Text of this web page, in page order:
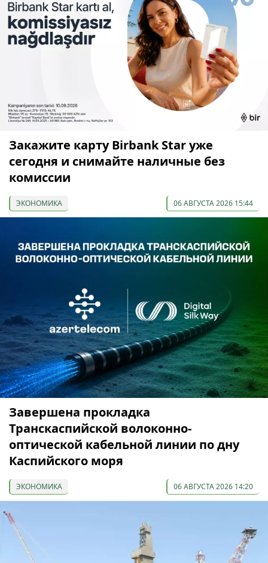
Закажите карту Birbank Star уже
сегодня и снимайте наличные без
комиссии
ЭКОНОМИКА 06 АВГУСТА 2026 15:44
Завершена прокладка
Транскаспийской волоконно-
оптической кабельной линии по дну
Каспийского моря
ЭКОНОМИКА 06 АВГУСТА 2026 14:20